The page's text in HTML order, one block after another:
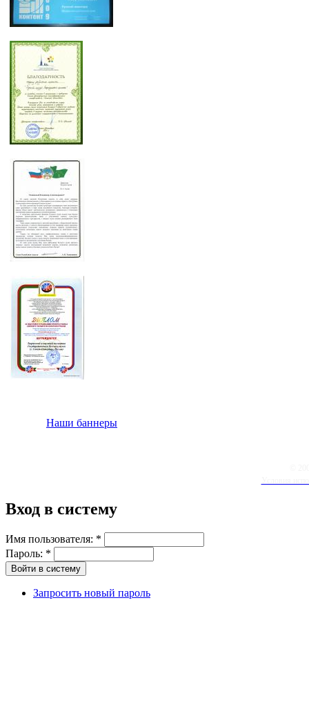
Наши баннеры
Вход в систему
Имя пользователя: *
Пароль: *
Запросить новый пароль